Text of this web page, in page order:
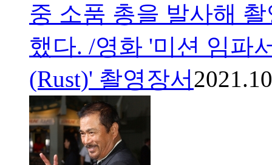
중 소품 총을 발사해
했다. /영화 '미션 임파
(Rust)' 촬영장서